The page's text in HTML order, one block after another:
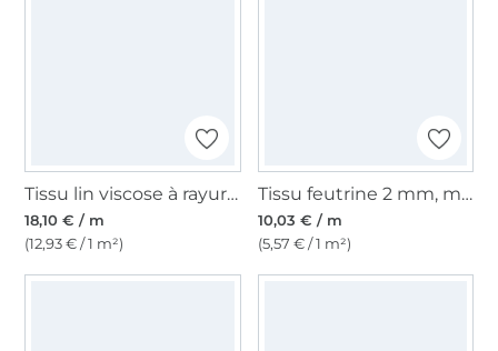
Tissu lin viscose à rayures, jaune
18,10 € / m
(12,93 € / 1 m²)
Tissu feutrine 2 mm, moutarde
10,03 € / m
(5,57 € / 1 m²)